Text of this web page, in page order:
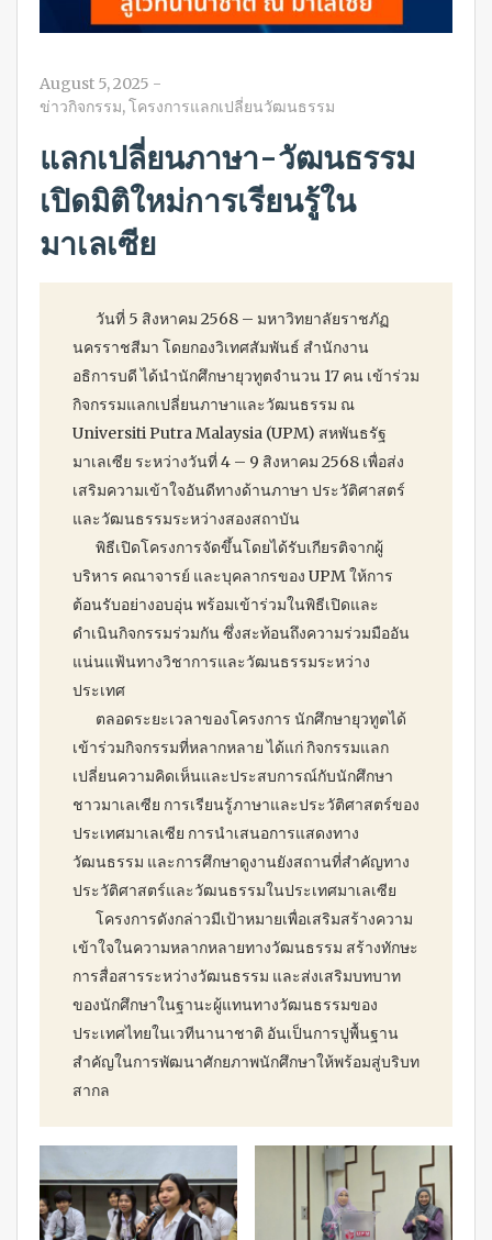
August 5, 2025 -
ข่าวกิจกรรม,โครงการแลกเปลี่ยนวัฒนธรรม
แลกเปลี่ยนภาษา-วัฒนธรรม
เปิดมิติใหม่การเรียนรู้ใน
มาเลเซีย
วันที่ 5 สิงหาคม 2568 – มหาวิทยาลัยราชภัฏ
นครราชสีมา โดยกองวิเทศสัมพันธ์ สำนักงาน
อธิการบดี ได้นำนักศึกษายุวทูตจำนวน 17 คน เข้าร่วม
กิจกรรมแลกเปลี่ยนภาษาและวัฒนธรรม ณ
Universiti Putra Malaysia (UPM) สหพันธรัฐ
มาเลเซีย ระหว่างวันที่ 4 – 9 สิงหาคม 2568 เพื่อส่ง
เสริมความเข้าใจอันดีทางด้านภาษา ประวัติศาสตร์
และวัฒนธรรมระหว่างสองสถาบัน
พิธีเปิดโครงการจัดขึ้นโดยได้รับเกียรติจากผู้
บริหาร คณาจารย์ และบุคลากรของ UPM ให้การ
ต้อนรับอย่างอบอุ่น พร้อมเข้าร่วมในพิธีเปิดและ
ดำเนินกิจกรรมร่วมกัน ซึ่งสะท้อนถึงความร่วมมืออัน
แน่นแฟ้นทางวิชาการและวัฒนธรรมระหว่าง
ประเทศ
ตลอดระยะเวลาของโครงการ นักศึกษายุวทูตได้
เข้าร่วมกิจกรรมที่หลากหลาย ได้แก่ กิจกรรมแลก
เปลี่ยนความคิดเห็นและประสบการณ์กับนักศึกษา
ชาวมาเลเซีย การเรียนรู้ภาษาและประวัติศาสตร์ของ
ประเทศมาเลเซีย การนำเสนอการแสดงทาง
วัฒนธรรม และการศึกษาดูงานยังสถานที่สำคัญทาง
ประวัติศาสตร์และวัฒนธรรมในประเทศมาเลเซีย
โครงการดังกล่าวมีเป้าหมายเพื่อเสริมสร้างความ
เข้าใจในความหลากหลายทางวัฒนธรรม สร้างทักษะ
การสื่อสารระหว่างวัฒนธรรม และส่งเสริมบทบาท
ของนักศึกษาในฐานะผู้แทนทางวัฒนธรรมของ
ประเทศไทยในเวทีนานาชาติ อันเป็นการปูพื้นฐาน
สำคัญในการพัฒนาศักยภาพนักศึกษาให้พร้อมสู่บริบท
สากล